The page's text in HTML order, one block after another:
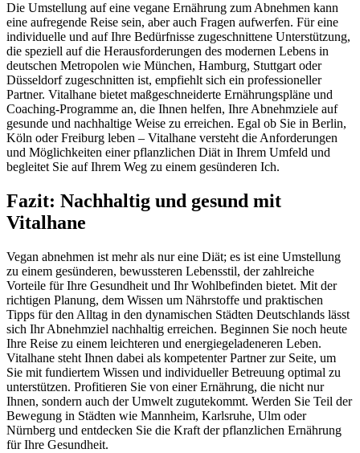
Die Umstellung auf eine vegane Ernährung zum Abnehmen kann
eine aufregende Reise sein, aber auch Fragen aufwerfen. Für eine
individuelle und auf Ihre Bedürfnisse zugeschnittene Unterstützung,
die speziell auf die Herausforderungen des modernen Lebens in
deutschen Metropolen wie München, Hamburg, Stuttgart oder
Düsseldorf zugeschnitten ist, empfiehlt sich ein professioneller
Partner. Vitalhane bietet maßgeschneiderte Ernährungspläne und
Coaching-Programme an, die Ihnen helfen, Ihre Abnehmziele auf
gesunde und nachhaltige Weise zu erreichen. Egal ob Sie in Berlin,
Köln oder Freiburg leben – Vitalhane versteht die Anforderungen
und Möglichkeiten einer pflanzlichen Diät in Ihrem Umfeld und
begleitet Sie auf Ihrem Weg zu einem gesünderen Ich.
Fazit: Nachhaltig und gesund mit
Vitalhane
Vegan abnehmen ist mehr als nur eine Diät; es ist eine Umstellung
zu einem gesünderen, bewussteren Lebensstil, der zahlreiche
Vorteile für Ihre Gesundheit und Ihr Wohlbefinden bietet. Mit der
richtigen Planung, dem Wissen um Nährstoffe und praktischen
Tipps für den Alltag in den dynamischen Städten Deutschlands lässt
sich Ihr Abnehmziel nachhaltig erreichen. Beginnen Sie noch heute
Ihre Reise zu einem leichteren und energiegeladeneren Leben.
Vitalhane steht Ihnen dabei als kompetenter Partner zur Seite, um
Sie mit fundiertem Wissen und individueller Betreuung optimal zu
unterstützen. Profitieren Sie von einer Ernährung, die nicht nur
Ihnen, sondern auch der Umwelt zugutekommt. Werden Sie Teil der
Bewegung in Städten wie Mannheim, Karlsruhe, Ulm oder
Nürnberg und entdecken Sie die Kraft der pflanzlichen Ernährung
für Ihre Gesundheit.